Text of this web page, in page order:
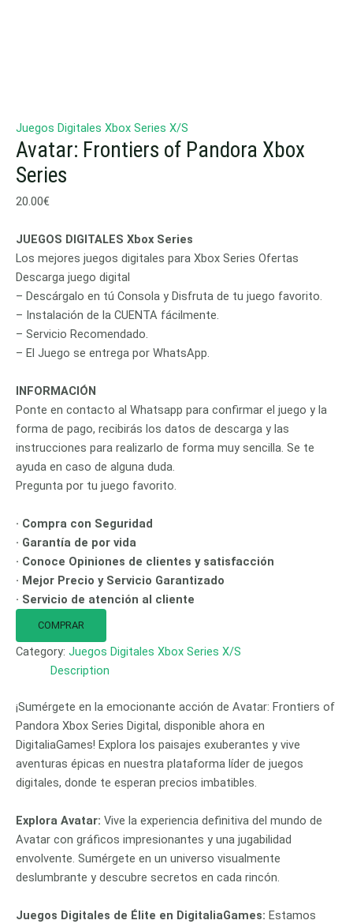
Juegos Digitales Xbox Series X/S
Avatar: Frontiers of Pandora Xbox
Series
20.00€
JUEGOS DIGITALES Xbox Series
Los mejores juegos digitales para Xbox Series Ofertas
Descarga juego digital
– Descárgalo en tú Consola y Disfruta de tu juego favorito.
– Instalación de la CUENTA fácilmente.
– Servicio Recomendado.
– El Juego se entrega por WhatsApp.
INFORMACIÓN
Ponte en contacto al Whatsapp para confirmar el juego y la
forma de pago, recibirás los datos de descarga y las
instrucciones para realizarlo de forma muy sencilla. Se te
ayuda en caso de alguna duda.
Pregunta por tu juego favorito.
· Compra con Seguridad
· Garantía de por vida
· Conoce Opiniones de clientes y satisfacción
· Mejor Precio y Servicio Garantizado
· Servicio de atención al cliente
COMPRAR
Category: Juegos Digitales Xbox Series X/S
Description
¡Sumérgete en la emocionante acción de Avatar: Frontiers of
Pandora Xbox Series Digital, disponible ahora en
DigitaliaGames! Explora los paisajes exuberantes y vive
aventuras épicas en nuestra plataforma líder de juegos
digitales, donde te esperan precios imbatibles.
Explora Avatar: Vive la experiencia definitiva del mundo de
Avatar con gráficos impresionantes y una jugabilidad
envolvente. Sumérgete en un universo visualmente
deslumbrante y descubre secretos en cada rincón.
Juegos Digitales de Élite en DigitaliaGames: Estamos